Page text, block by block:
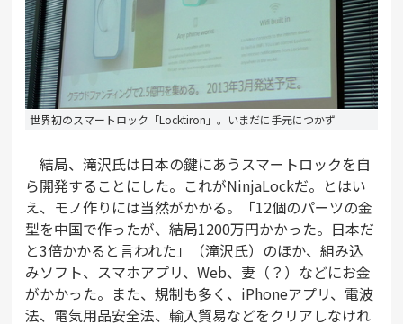
世界初のスマートロック「Locktiron」。いまだに手元につかず
結局、滝沢氏は日本の鍵にあうスマートロックを自
ら開発することにした。これがNinjaLockだ。とはい
え、モノ作りには当然がかかる。「12個のパーツの金
型を中国で作ったが、結局1200万円かかった。日本だ
と3倍かかると言われた」（滝沢氏）のほか、組み込
みソフト、スマホアプリ、Web、妻（？）などにお金
がかかった。また、規制も多く、iPhoneアプリ、電波
法、電気用品安全法、輸入貿易などをクリアしなけれ